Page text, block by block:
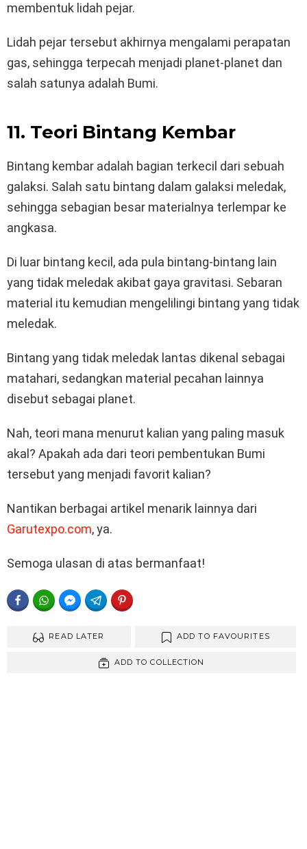
membentuk lidah pejar.
Lidah pejar tersebut akhirnya mengalami perapatan
gas, sehingga terpecah menjadi planet-planet dan
salah satunya adalah Bumi.
11. Teori Bintang Kembar
Bintang kembar adalah bagian terkecil dari sebuah
galaksi. Salah satu bintang dalam galaksi meledak,
sehingga sebagian besar materialnya terlempar ke
angkasa.
Di luar bintang kecil, ada pula bintang-bintang lain
yang tidak meledak akibat gaya gravitasi. Sebaran
material itu kemudian mengelilingi bintang yang tidak
meledak.
Bintang yang tidak meledak lantas dikenal sebagai
matahari, sedangkan material pecahan lainnya
disebut sebagai planet.
Nah, teori mana menurut kalian yang paling masuk
akal? Apakah ada dari teori pembentukan Bumi
tersebut yang menjadi favorit kalian?
Nantikan berbagai artikel menarik lainnya dari
Garutexpo.com, ya.
Semoga ulasan di atas bermanfaat!
FACEBOOKWHATSAPPFACEBOOK MESSENGER
TELEGRAM
READ LATER ADD TO FAVOURITES
ADD TO COLLECTION